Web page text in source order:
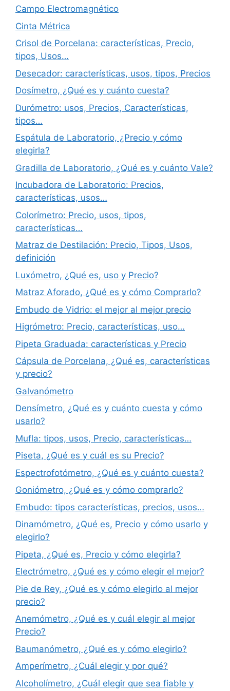
Campo Electromagnético
Cinta Métrica
Crisol de Porcelana: características, Precio,
tipos, Usos…
Desecador: características, usos, tipos, Precios
Dosímetro, ¿Qué es y cuánto cuesta?
Durómetro: usos, Precios, Características,
tipos…
Espátula de Laboratorio, ¿Precio y cómo
elegirla?
Gradilla de Laboratorio, ¿Qué es y cuánto Vale?
Incubadora de Laboratorio: Precios,
características, usos…
Colorímetro: Precio, usos, tipos,
características…
Matraz de Destilación: Precio, Tipos, Usos,
definición
Luxómetro, ¿Qué es, uso y Precio?
Matraz Aforado, ¿Qué es y cómo Comprarlo?
Embudo de Vidrio: el mejor al mejor precio
Higrómetro: Precio, características, uso…
Pipeta Graduada: características y Precio
Cápsula de Porcelana, ¿Qué es, características
y precio?
Galvanómetro
Densímetro, ¿Qué es y cuánto cuesta y cómo
usarlo?
Mufla: tipos, usos, Precio, características…
Piseta, ¿Qué es y cuál es su Precio?
Espectrofotómetro, ¿Qué es y cuánto cuesta?
Goniómetro, ¿Qué es y cómo comprarlo?
Embudo: tipos características, precios, usos…
Dinamómetro, ¿Qué es, Precio y cómo usarlo y
elegirlo?
Pipeta, ¿Qué es, Precio y cómo elegirla?
Electrómetro, ¿Qué es y cómo elegir el mejor?
Pie de Rey, ¿Qué es y cómo elegirlo al mejor
precio?
Anemómetro, ¿Qué es y cuál elegir al mejor
Precio?
Baumanómetro, ¿Qué es y cómo elegirlo?
Amperímetro, ¿Cuál elegir y por qué?
Alcoholímetro, ¿Cuál elegir que sea fiable y